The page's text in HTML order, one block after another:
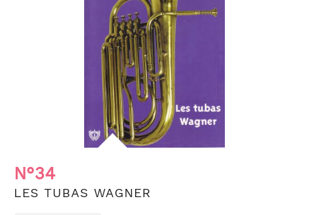
N°34
LES TUBAS WAGNER